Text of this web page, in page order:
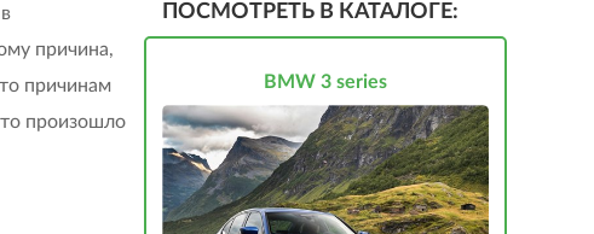
причина,
причинам
произошло
ПОСМОТРЕТЬ В КАТАЛОГЕ:
BMW 3 series